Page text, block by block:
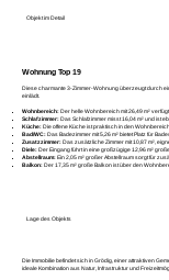
Objekt im Detail
Wohnung Top 19
Diese charmante 3-Zimmer-Wohnung überzeugt durch
einlädt.
Wohnbereich: Der helle Wohnbereich mit 26,49 m²
Schlafzimmer: Das Schlafzimmer misst 16,04 m² und ist
Küche: Die offene Küche ist praktisch in den
Bad/WC: Das Badezimmer mit 5,26 m² bietet Platz für
Zusatzzimmer: Das zusätzliche Zimmer mit 10,87 m²,
Diele: Der Eingang führt in eine großzügige 12,96 m²
Abstellraum: Ein 2,05 m² großer Abstellraum sorgt für
Balkon: Der 17,35 m² große Balkon ist über den
Lage des Objekts
Die Immobilie befindet sich in Grödig, einer attraktiven
ideale Kombination aus Natur, Infrastruktur und